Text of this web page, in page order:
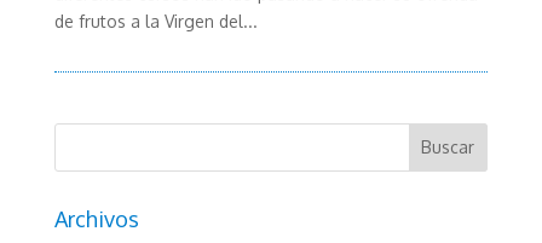
de frutos a la Virgen del...
Archivos